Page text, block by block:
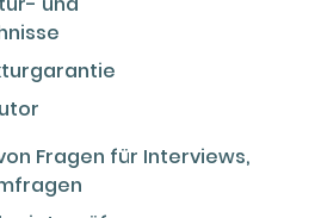
Fragen für Interviews,